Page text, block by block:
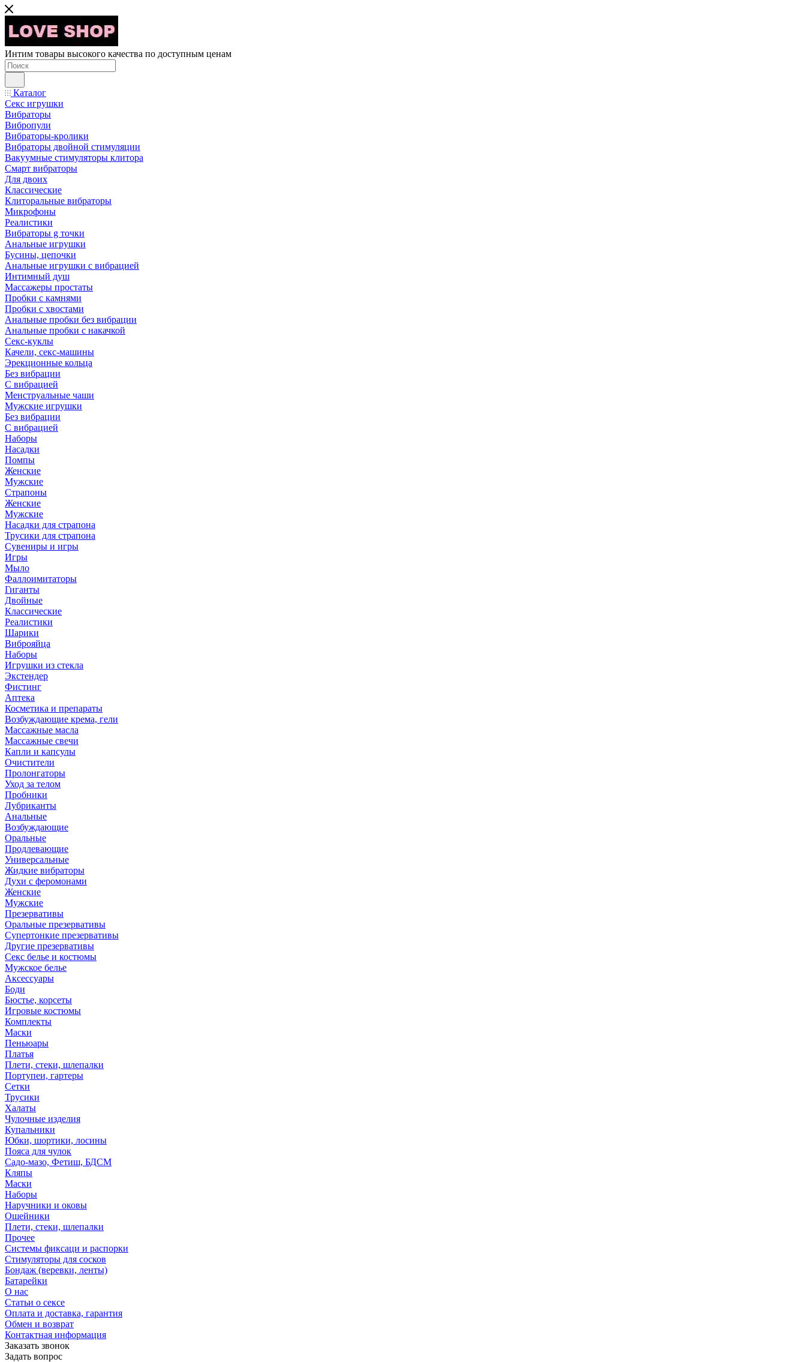
Интим товары высокого качества по доступным ценам
Каталог
Секс игрушки
Вибраторы
Вибропули
Вибраторы-кролики
Вибраторы двойной стимуляции
Вакуумные стимуляторы клитора
Смарт вибраторы
Для двоих
Классические
Клиторальные вибраторы
Микрофоны
Реалистики
Вибраторы g точки
Анальные игрушки
Бусины, цепочки
Анальные игрушки с вибрацией
Интимный душ
Массажеры простаты
Пробки с камнями
Пробки с хвостами
Анальные пробки без вибрации
Анальные пробки с накачкой
Секс-куклы
Качели, секс-машины
Эрекционные кольца
Без вибрации
С вибрацией
Менструальные чаши
Мужские игрушки
Без вибрации
С вибрацией
Наборы
Насадки
Помпы
Женские
Мужские
Страпоны
Женские
Мужские
Насадки для страпона
Трусики для страпона
Сувениры и игры
Игры
Мыло
Фаллоимитаторы
Гиганты
Двойные
Классические
Реалистики
Шарики
Виброяйца
Наборы
Игрушки из стекла
Экстендер
Фистинг
Аптека
Косметика и препараты
Возбуждающие крема, гели
Массажные масла
Массажные свечи
Капли и капсулы
Очистители
Пролонгаторы
Уход за телом
Пробники
Лубриканты
Анальные
Возбуждающие
Оральные
Продлевающие
Универсальные
Жидкие вибраторы
Духи с феромонами
Женские
Мужские
Презервативы
Оральные презервативы
Супертонкие презервативы
Другие презервативы
Секс белье и костюмы
Мужское белье
Аксессуары
Боди
Бюстье, корсеты
Игровые костюмы
Комплекты
Маски
Пеньюары
Платья
Плети, стеки, шлепалки
Портупеи, гартеры
Сетки
Трусики
Халаты
Чулочные изделия
Купальники
Юбки, шортики, лосины
Пояса для чулок
Садо-мазо, Фетиш, БДСМ
Кляпы
Маски
Наборы
Наручники и оковы
Ошейники
Плети, стеки, шлепалки
Прочее
Системы фиксаци и распорки
Стимуляторы для сосков
Бондаж (веревки, ленты)
Батарейки
О нас
Статьи о сексе
Оплата и доставка, гарантия
Обмен и возврат
Контактная информация
Заказать звонок
Задать вопрос